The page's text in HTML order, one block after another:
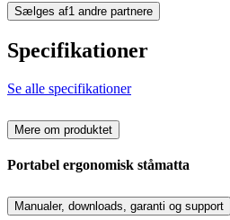
Sælges af1 andre partnere
Specifikationer
Se alle specifikationer
Mere om produktet
Portabel ergonomisk ståmatta
Manualer, downloads, garanti og support